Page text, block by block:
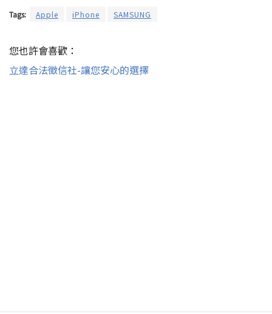
Tags: Apple iPhone SAMSUNG
您也許會喜歡：
立達合法徵信社-讓您安心的選擇